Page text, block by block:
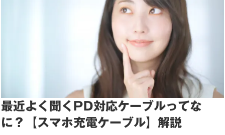
最近よく聞くPD対応ケーブルってな
に？【スマホ充電ケーブル】解説